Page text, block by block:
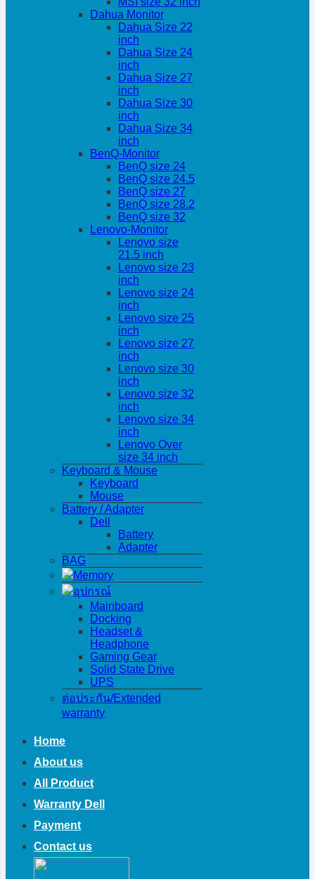
Dahua Monitor
Dahua Size 22
inch
Dahua Size 24
inch
Dahua Size 27
inch
Dahua Size 30
inch
Dahua Size 34
inch
BenQ-Monitor
BenQ size 24
BenQ size 24.5
BenQ size 27
BenQ size 28.2
BenQ size 32
Lenovo-Monitor
Lenovo size
21.5 inch
Lenovo size 23
inch
Lenovo size 24
inch
Lenovo size 25
inch
Lenovo size 27
inch
Lenovo size 30
inch
Lenovo size 32
inch
Lenovo size 34
inch
Lenovo Over
size 34 inch
Keyboard & Mouse
Keyboard
Mouse
Battery / Adapter
Dell
Battery
Adapter
BAG
Memory
อุปกรณ์
Mainboard
Docking
Headset &
Headphone
Gaming Gear
Solid State Drive
UPS
ต่อประกัน/Extended
warranty
Home
About us
All Product
Warranty Dell
Payment
Contact us